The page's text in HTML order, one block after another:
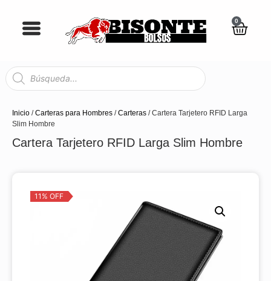
0
Inicio /Carteras para Hombres /Carteras / Cartera Tarjetero RFID Larga
Slim Hombre
Cartera Tarjetero RFID Larga Slim Hombre
11% OFF